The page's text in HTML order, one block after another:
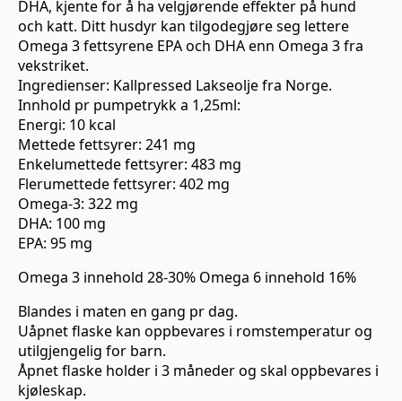
DHA, kjente for å ha velgjørende effekter på hund
och katt. Ditt husdyr kan tilgodegjøre seg lettere
Omega 3 fettsyrene EPA och DHA enn Omega 3 fra
vekstriket.
Ingredienser: Kallpressed Lakseolje fra Norge.
Innhold pr pumpetrykk a 1,25ml:
Energi: 10 kcal
Mettede fettsyrer: 241 mg
Enkelumettede fettsyrer: 483 mg
Flerumettede fettsyrer: 402 mg
Omega-3: 322 mg
DHA: 100 mg
EPA: 95 mg
Omega 3 innehold 28-30% Omega 6 innehold 16%
Blandes i maten en gang pr dag.
Uåpnet flaske kan oppbevares i romstemperatur og
utilgjengelig for barn.
Åpnet flaske holder i 3 måneder og skal oppbevares i
kjøleskap.